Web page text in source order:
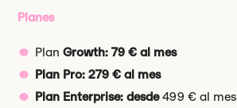
Planes
PlanGrowth: 79 € al mes
Plan Pro: 279 € al mes
Plan Enterprise: desde499 € al mes